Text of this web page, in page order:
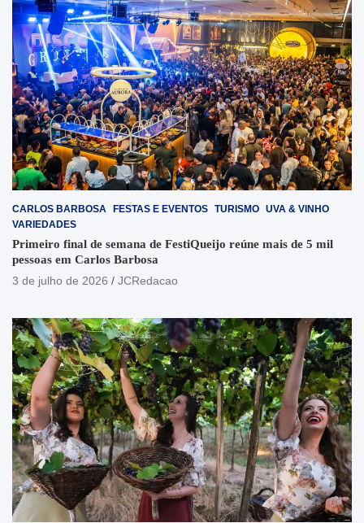
CARLOS BARBOSA FESTAS E EVENTOS TURISMO UVA & VINHO
VARIEDADES
Primeiro final de semana de FestiQueijo reúne mais de 5 mil
pessoas em Carlos Barbosa
3 de julho de 2026
JCRedacao